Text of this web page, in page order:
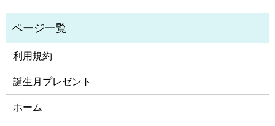
利用規約
誕生月プレゼント
ホーム